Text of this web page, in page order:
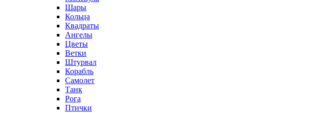
Шары
Кольца
Квадраты
Ангелы
Цветы
Ветки
Штурвал
Корабль
Самолет
Танк
Рога
Птички